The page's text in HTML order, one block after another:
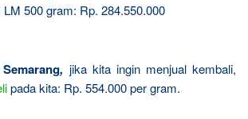
500 gram: Rp. 284.550.000
Semarang, jika kita ingin menjual kembali,
pada kita: Rp. 554.000 per gram.